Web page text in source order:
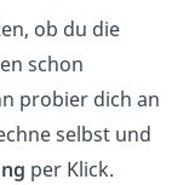
ob du die
schon
probier dich an
selbst und
per Klick.